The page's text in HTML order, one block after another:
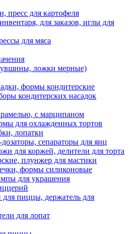
пресс для картофеля
для заказов, иглы для
для мяса
ложки мерные)
формы кондитерские
кондитерских насадок
с марципаном
для охлажденных тортов
лопатки
сепараторы для яиц
для коржей, делители для торта
плунжер для мастики
формы силиконовые
для украшения
пиццы, держатель для
для лопат